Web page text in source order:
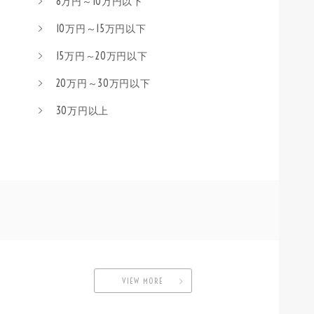
10万円～15万円以下
15万円～20万円以下
20万円～30万円以下
30万円以上
VIEW MORE